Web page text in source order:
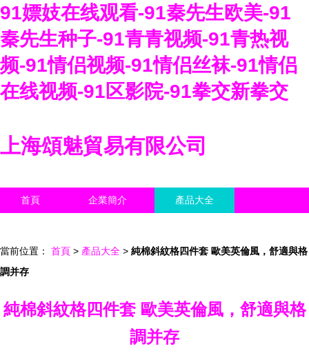
91嫖妓在线观看-91秦先生欧美-91
秦先生种子-91青青视频-91青热视
频-91情侣视频-91情侣丝袜-91情侣
在线视频-91区影院-91拳交新拳交
上海頌魅貿易有限公司
首頁 企業簡介 產品大全
當前位置： 首頁 > 產品大全 > 純棉斜紋格四件套 歐美英倫風，舒適與格
調并存
純棉斜紋格四件套 歐美英倫風，舒適與格
調并存